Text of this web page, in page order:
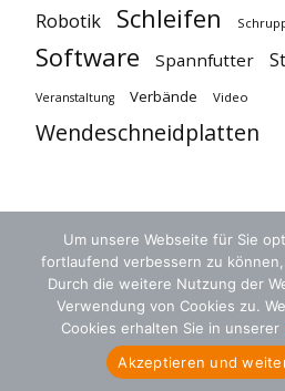
Robotik Schleifen
Software Spannfutter
Veranstaltung Verbände Video
Wendeschneidplatten
AGB Datenschutz
© 2018
Um unsere Webseite für Sie
fortlaufend verbessern zu
Durch die weitere Nutzung der
Verwendung von Cookies zu.
Cookies erhalten Sie in unserer
Akzeptieren und